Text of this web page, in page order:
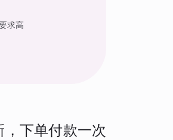
求高
下单付款一次